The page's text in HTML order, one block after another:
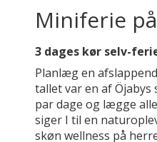
Miniferie
3 dages kør selv-
Planlæg en
tallet var en af
par dage og lægge
siger I til en
skøn wellness på